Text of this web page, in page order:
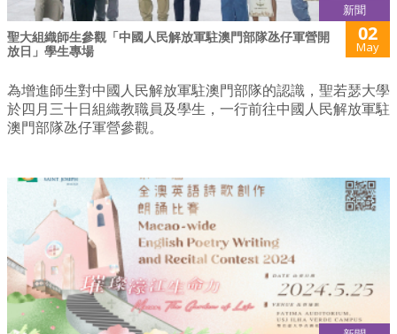
新聞
聖大組織師生參觀「中國人民解放軍駐澳門部隊氹仔軍營開
放日」學生專場
02
May
為增進師生對中國人民解放軍駐澳門部隊的認識，聖若瑟大學
於四月三十日組織教職員及學生，一行前往中國人民解放軍駐
澳門部隊氹仔軍營參觀。